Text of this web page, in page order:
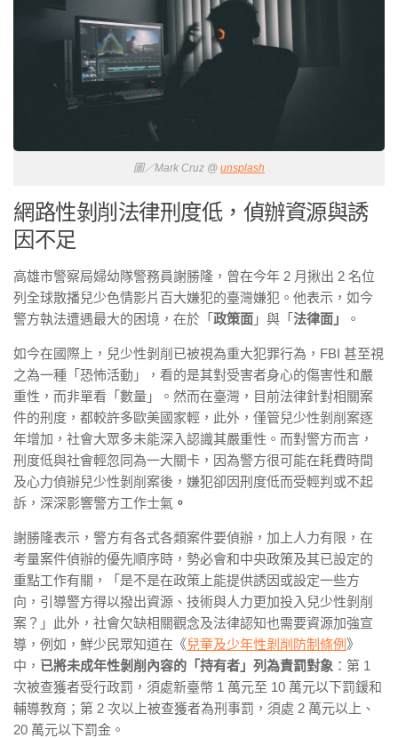
圖／Mark Cruz @ unsplash
網路性剝削法律刑度低，偵辦資源與誘
因不足
高雄市警察局婦幼隊警務員謝勝隆，曾在今年 2 月揪出 2 名位
列全球散播兒少色情影片百大嫌犯的臺灣嫌犯。他表示，如今
警方執法遭遇最大的困境，在於「 政策面 」與「 法律面」 。
如今在國際上，兒少性剝削已被視為重大犯罪行為，FBI 甚至視
之為一種「恐怖活動」，看的是其對受害者身心的傷害性和嚴
重性，而非單看「數量」。然而在臺灣，目前法律針對相關案
件的刑度，都較許多歐美國家輕，此外，僅管兒少性剝削案逐
年增加，社會大眾多未能深入認識其嚴重性。而對警方而言，
刑度低與社會輕忽同為一大關卡，因為警方很可能在耗費時間
及心力偵辦兒少性剝削案後，嫌犯卻因刑度低而受輕判或不起
訴，深深影響警方工作士氣 。
謝勝隆表示，警方有各式各類案件要偵辦，加上人力有限，在
考量案件偵辦的優先順序時，勢必會和中央政策及其已設定的
重點工作有關，「是不是在政策上能提供誘因或設定一些方
向，引導警方得以撥出資源、技術與人力更加投入兒少性剝削
案？」此外，社會欠缺相關觀念及法律認知也需要資源加強宣
導，例如， 鮮少民眾知道在《兒童及少年性剝削防制條例 》
中， 已將未成年性剝削內容的「持有者」列為責罰對象 ：第 1
次被查獲者受行政罰，須處新臺幣 1 萬元至 10 萬元以下罰鍰和
輔導教育；第 2 次以上被查獲者為刑事罰，須處 2 萬元以上、
20 萬元以下罰金。